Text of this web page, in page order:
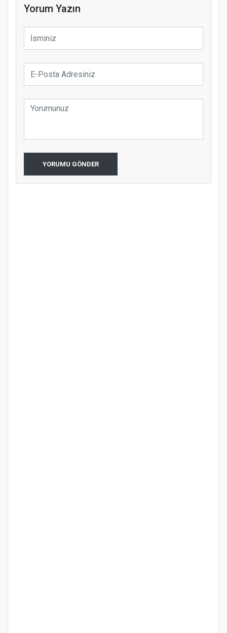
Yorum Yazın
YORUMU GÖNDER